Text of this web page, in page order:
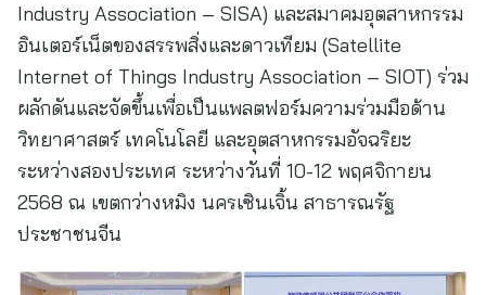
Industry Association – SISA) และสมาคมอุตสาหกรรม
อินเตอร์เน็ตของสรรพสิ่งและดาวเทียม (Satellite
Internet of Things Industry Association – SIOT) ร่วม
ผลักดันและจัดขึ้นเพื่อเป็นแพลตฟอร์มความร่วมมือด้าน
วิทยาศาสตร์ เทคโนโลยี และอุตสาหกรรมอัจฉริยะ
ระหว่างสองประเทศ ระหว่างวันที่ 10-12 พฤศจิกายน
2568 ณ เขตกว่างหมิง นครเซินเจิ้น สาธารณรัฐ
ประชาชนจีน